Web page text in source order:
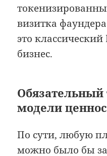
визитка
это
бизнес.
Обязательный
модели
По сути, любую
можно было бы